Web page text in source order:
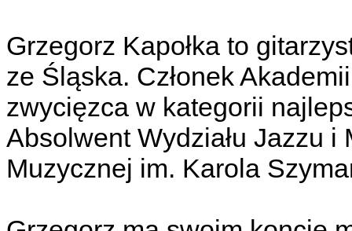
Grzegorz Kapołka to
ze Śląska. Członek
zwycięzca w kategorii
Absolwent Wydziału Jazzu
Muzycznej im. Karola